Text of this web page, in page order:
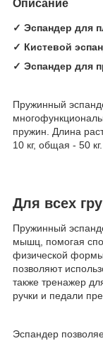
Описание
✓ Эспандер для
✓ Кистевой
✓ Эспандер для
Пружинный
пружин. Длина
10 кг, общая - 50 кг.
Для всех
Пружинный
мышц, помогая
физической
позволяют
также тренажер
ручки и педали
Эспандер